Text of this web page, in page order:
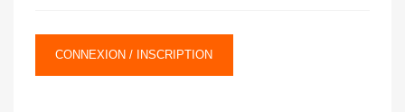
CONNEXION / INSCRIPTION